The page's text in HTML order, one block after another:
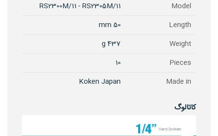
Model
RS2300M/11 - RS2305M/11
Length
50 mm
Weight
437 g
Pieces
10
Made in
Koken Japan
کاتالوگ